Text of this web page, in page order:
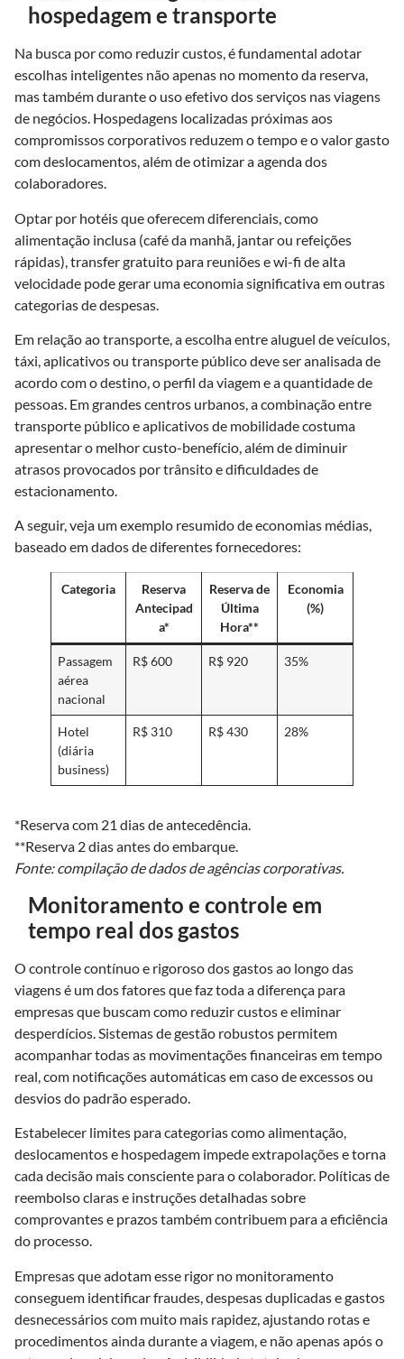
hospedagem e transporte
Na busca por como reduzir custos, é fundamental adotar
escolhas inteligentes não apenas no momento da reserva,
mas também durante o uso efetivo dos serviços nas viagens
de negócios. Hospedagens localizadas próximas aos
compromissos corporativos reduzem o tempo e o valor gasto
com deslocamentos, além de otimizar a agenda dos
colaboradores.
Optar por hotéis que oferecem diferenciais, como
alimentação inclusa (café da manhã, jantar ou refeições
rápidas), transfer gratuito para reuniões e wi-fi de alta
velocidade pode gerar uma economia significativa em outras
categorias de despesas.
Em relação ao transporte, a escolha entre aluguel de veículos,
táxi, aplicativos ou transporte público deve ser analisada de
acordo com o destino, o perfil da viagem e a quantidade de
pessoas. Em grandes centros urbanos, a combinação entre
transporte público e aplicativos de mobilidade costuma
apresentar o melhor custo-benefício, além de diminuir
atrasos provocados por trânsito e dificuldades de
estacionamento.
A seguir, veja um exemplo resumido de economias médias,
baseado em dados de diferentes fornecedores:
Categoria
Reserva
Antecipad
a*
Reserva de
Última
Hora**
Economia
(%)
Passagem
aérea
nacional
R$ 600 R$ 920 35%
Hotel
(diária
business)
R$ 310 R$ 430 28%
*Reserva com 21 dias de antecedência.
**Reserva 2 dias antes do embarque.
Fonte: compilação de dados de agências corporativas.
Monitoramento e controle em
tempo real dos gastos
O controle contínuo e rigoroso dos gastos ao longo das
viagens é um dos fatores que faz toda a diferença para
empresas que buscam como reduzir custos e eliminar
desperdícios. Sistemas de gestão robustos permitem
acompanhar todas as movimentações financeiras em tempo
real, com notificações automáticas em caso de excessos ou
desvios do padrão esperado.
Estabelecer limites para categorias como alimentação,
deslocamentos e hospedagem impede extrapolações e torna
cada decisão mais consciente para o colaborador. Políticas de
reembolso claras e instruções detalhadas sobre
comprovantes e prazos também contribuem para a eficiência
do processo.
Empresas que adotam esse rigor no monitoramento
conseguem identificar fraudes, despesas duplicadas e gastos
desnecessários com muito mais rapidez, ajustando rotas e
procedimentos ainda durante a viagem, e não apenas após o